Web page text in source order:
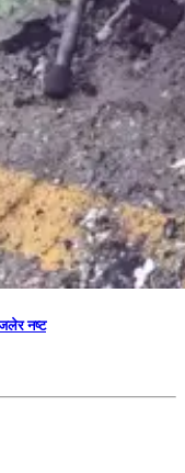
नष्ट